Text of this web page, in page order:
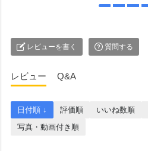
レビューを書く 質問する
レビュー Q&A
日付順 ↓ 評価順 いいね数順
写真・動画付き順